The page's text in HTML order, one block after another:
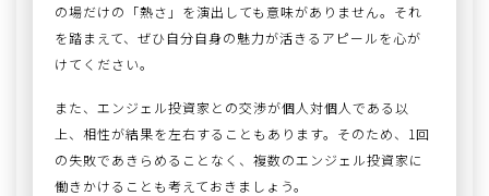
の場だけの「熱さ」を演出しても意味がありません。それ
を踏まえて、ぜひ自分自身の魅力が活きるアピールを心が
けてください。
また、エンジェル投資家との交渉が個人対個人である以
上、相性が結果を左右することもあります。そのため、1回
の失敗であきらめることなく、複数のエンジェル投資家に
働きかけることも考えておきましょう。